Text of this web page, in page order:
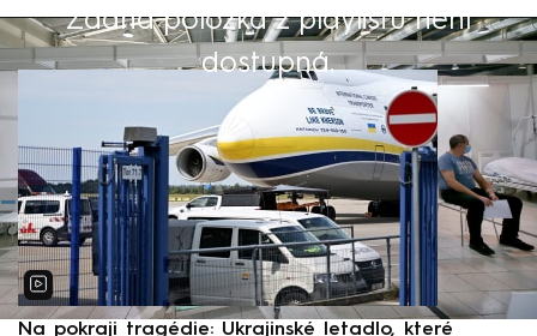
Žádná položka z playlistu není
dostupná.
Výběr redakce
Na pokraji tragédie: Ukrajinské letadlo, které